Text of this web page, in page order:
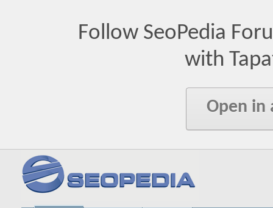
Follow SeoPedia
with
Open in